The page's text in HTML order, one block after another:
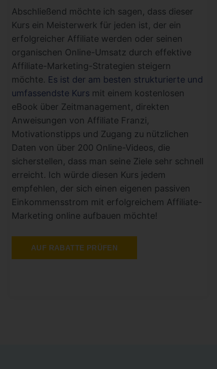
Abschließend möchte ich sagen, dass dieser
Kurs ein Meisterwerk für jeden ist, der ein
erfolgreicher Affiliate werden oder seinen
organischen Online-Umsatz durch effektive
Affiliate-Marketing-Strategien steigern
möchte. Es ist der am besten strukturierte und
umfassendste Kurs mit einem kostenlosen
eBook über Zeitmanagement, direkten
Anweisungen von Affiliate Franzi,
Motivationstipps und Zugang zu nützlichen
Daten von über 200 Online-Videos, die
sicherstellen, dass man seine Ziele sehr schnell
erreicht. Ich würde diesen Kurs jedem
empfehlen, der sich einen eigenen passiven
Einkommensstrom mit erfolgreichem Affiliate-
Marketing online aufbauen möchte!
AUF RABATTE PRÜFEN